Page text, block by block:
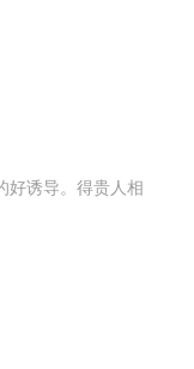
好诱导。得贵人相